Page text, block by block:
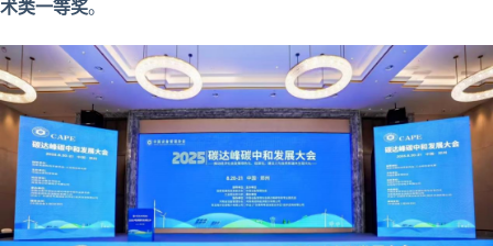
术类一等奖。